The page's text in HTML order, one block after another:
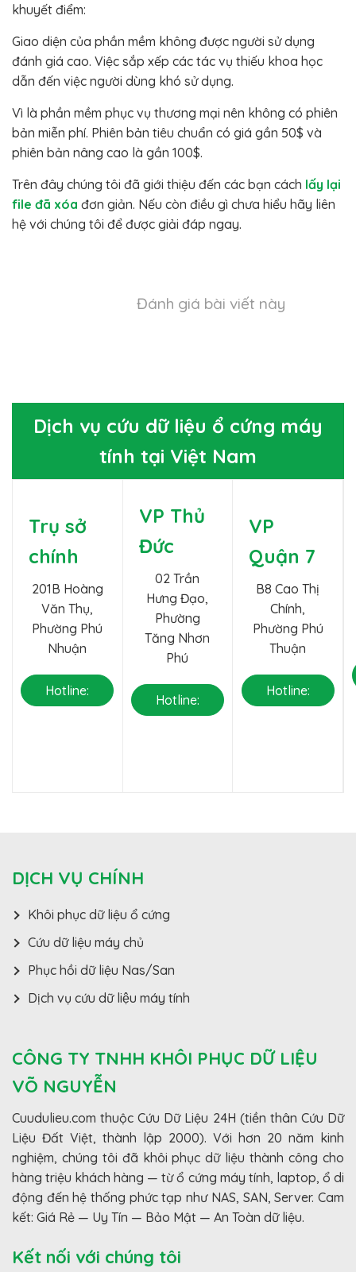
khuyết điểm:
Giao diện của phần mềm không được người sử dụng
đánh giá cao. Việc sắp xếp các tác vụ thiếu khoa học
dẫn đến việc người dùng khó sử dụng.
Vì là phần mềm phục vụ thương mại nên không có phiên
bản miễn phí. Phiên bản tiêu chuẩn có giá gần 50$ và
phiên bản nâng cao là gần 100$.
Trên đây chúng tôi đã giới thiệu đến các bạn cách lấy lại
file đã xóa đơn giản. Nếu còn điều gì chưa hiểu hãy liên
hệ với chúng tôi để được giải đáp ngay.
Đánh giá bài viết này
Dịch vụ cứu dữ liệu ổ cứng máy
tính tại Việt Nam
Trụ sở
chính
201B Hoàng
Văn Thụ,
Phường Phú
Nhuận
Hotline:
VP Thủ
Đức
02 Trần
Hưng Đạo,
Phường
Tăng Nhơn
Phú
Hotline:
VP
Quận 7
B8 Cao Thị
Chính,
Phường Phú
Thuận
Hotline:
CÔNG TY TNHH KHÔI PHỤC DỮ LIỆU
VÕ NGUYỄN
Cuudulieu.com thuộc Cứu Dữ Liệu 24H (tiền thân Cứu Dữ
Liệu Đất Việt, thành lập 2000). Với hơn 20 năm kinh
nghiệm, chúng tôi đã khôi phục dữ liệu thành công cho
hàng triệu khách hàng — từ ổ cứng máy tính, laptop, ổ di
động đến hệ thống phức tạp như NAS, SAN, Server. Cam
kết: Giá Rẻ — Uy Tín — Bảo Mật — An Toàn dữ liệu.
Kết nối với chúng tôi
DỊCH VỤ CHÍNH
Khôi phục dữ liệu ổ cứng
Cứu dữ liệu máy chủ
Phục hồi dữ liệu Nas/San
Dịch vụ cứu dữ liệu máy tính